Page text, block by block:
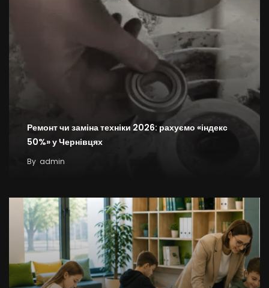
Ремонт чи заміна техніки 2026: рахуємо «індекс
50%» у Чернівцях
By admin